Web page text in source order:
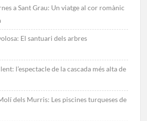
a Sant Grau: Un viatge al cor romànic
El santuari dels arbres
l’espectacle de la cascada més alta de
dels Murris: Les piscines turqueses de